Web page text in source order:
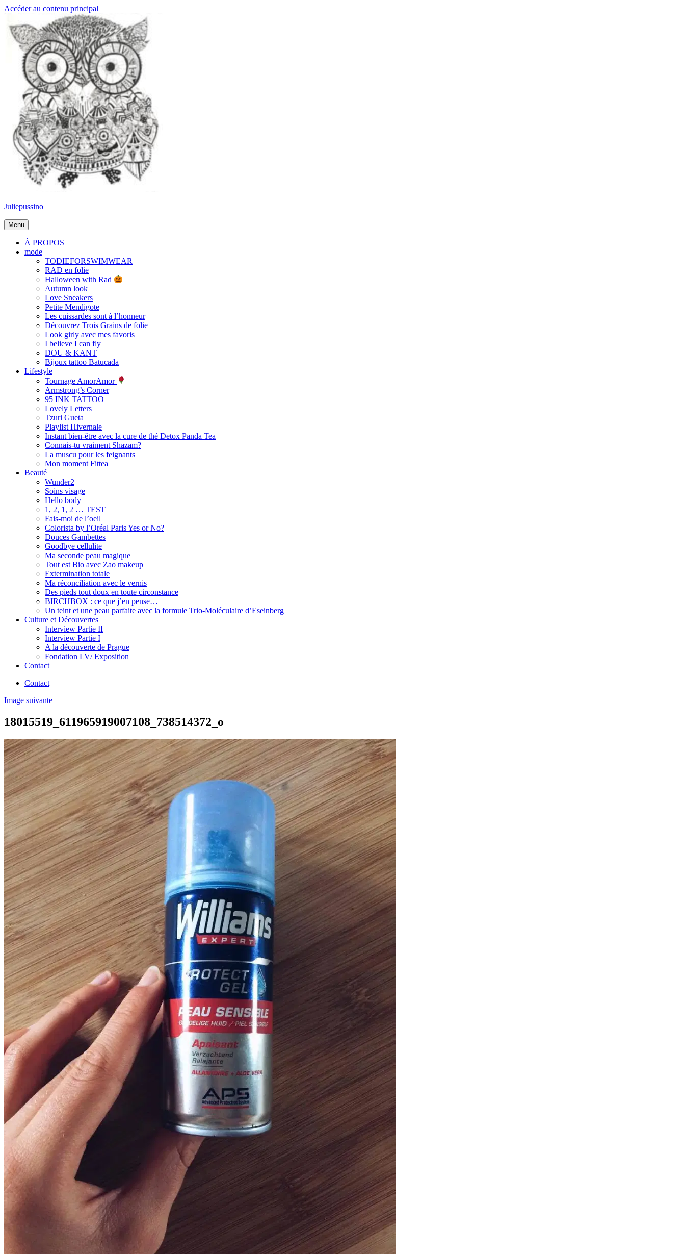
Accéder au contenu principal
Juliepussino
Menu
À PROPOS
mode
TODIEFORSWIMWEAR
RAD en folie
Halloween with Rad
Autumn look
Love Sneakers
Petite Mendigote
Les cuissardes sont à l’honneur
Découvrez Trois Grains de folie
Look girly avec mes favoris
I believe I can fly
DOU & KANT
Bijoux tattoo Batucada
Lifestyle
Tournage AmorAmor
Armstrong’s Corner
95 INK TATTOO
Lovely Letters
Tzuri Gueta
Playlist Hivernale
Instant bien-être avec la cure de thé Detox Panda Tea
Connais-tu vraiment Shazam?
La muscu pour les feignants
Mon moment Fittea
Beauté
Wunder2
Soins visage
Hello body
1, 2, 1, 2 … TEST
Fais-moi de l’oeil
Colorista by l’Oréal Paris Yes or No?
Douces Gambettes
Goodbye cellulite
Ma seconde peau magique
Tout est Bio avec Zao makeup
Extermination totale
Ma réconciliation avec le vernis
Des pieds tout doux en toute circonstance
BIRCHBOX : ce que j’en pense…
Un teint et une peau parfaite avec la formule Trio-Moléculaire d’Eseinberg
Culture et Découvertes
Interview Partie II
Interview Partie I
A la découverte de Prague
Fondation LV/ Exposition
Contact
Contact
Image suivante
18015519_611965919007108_738514372_o